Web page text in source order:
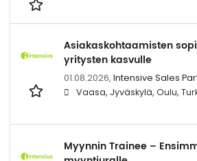
Asiakaskohtaamisten
yritysten kasvulle
01.08.2026, Intensive Sales
Vaasa, Jyväskylä, Oulu,
Myynnin Trainee –